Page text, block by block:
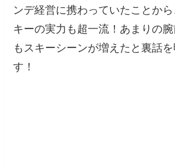
ンデ経営に携わっていたことか
キーの実力も超一流！あまりの
もスキーシーンが増えたと裏話
す！